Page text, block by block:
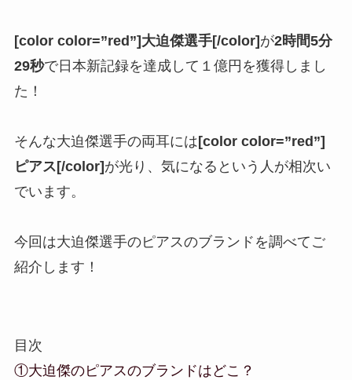
[color color=”red”]大迫傑選手[/color]が2時間5分
29秒で日本新記録を達成して１億円を獲得しまし
た！
そんな大迫傑選手の両耳には[color color=”red”]
ピアス[/color]が光り、気になるという人が相次い
でいます。
今回は大迫傑選手のピアスのブランドを調べてご
紹介します！
目次
①大迫傑のピアスのブランドはどこ？